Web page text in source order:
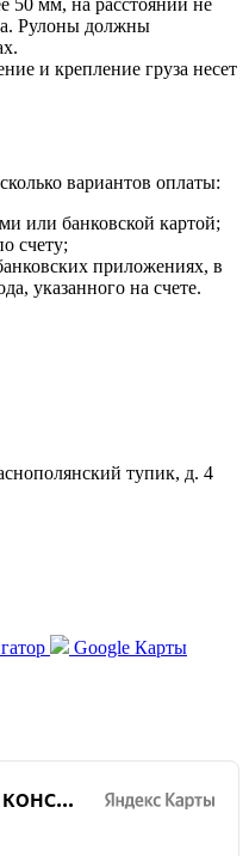
50 мм, на расстоянии не
Рулоны должны
и крепление груза несет
вариантов оплаты:
или банковской картой;
счету;
приложениях, в
указанного на счете.
тупик, д. 4
Google Карты